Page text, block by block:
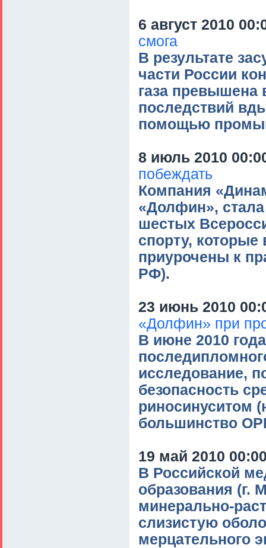
6 август 2010
смога
В результате
части России
газа превышена
последствий
помощью
8 июль 2010
побеждать
Компания
«Долфин»,
шестых
спорту,
приурочены к
РФ).
23 июнь 2010
«Долфин» при
В июне 2010
исследование,
безопасность
риносинуситом
большинство
19 май 2010
В Российской
образования (г.
минерально-
слизистую
мерцательного